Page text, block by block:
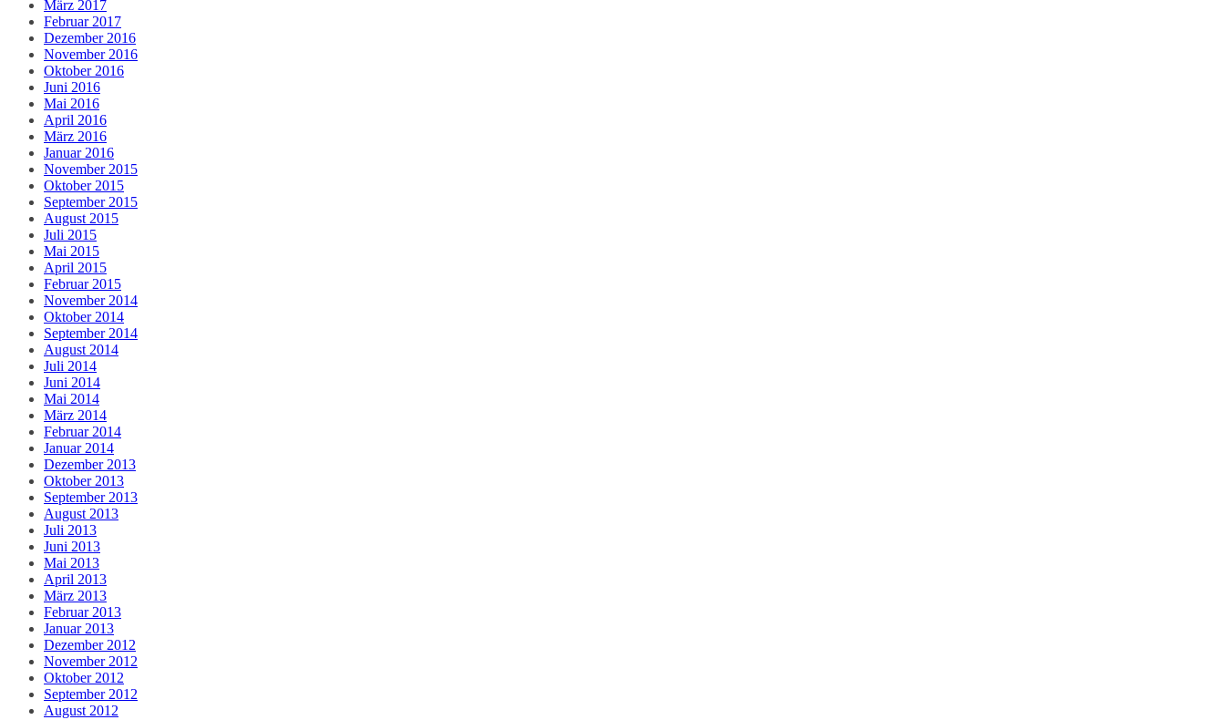
März 2017
Februar 2017
Dezember 2016
November 2016
Oktober 2016
Juni 2016
Mai 2016
April 2016
März 2016
Januar 2016
November 2015
Oktober 2015
September 2015
August 2015
Juli 2015
Mai 2015
April 2015
Februar 2015
November 2014
Oktober 2014
September 2014
August 2014
Juli 2014
Juni 2014
Mai 2014
März 2014
Februar 2014
Januar 2014
Dezember 2013
Oktober 2013
September 2013
August 2013
Juli 2013
Juni 2013
Mai 2013
April 2013
März 2013
Februar 2013
Januar 2013
Dezember 2012
November 2012
Oktober 2012
September 2012
August 2012